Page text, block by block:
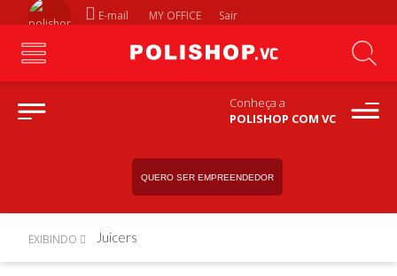
E-mail MY OFFICE Sair
Conheça a
POLISHOP COM VC
QUERO SER EMPREENDEDOR
EXIBINDO Juicers